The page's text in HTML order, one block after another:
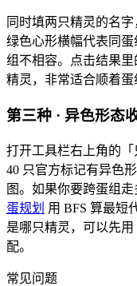
同时填两只精灵的名
绿色心形横幅代表同
组不相容。点击结果
精灵，非常适合顺着蛋
第三种 · 异色形态
打开工具栏右上角的
40 只官方标记有异色
图。如果你要跨蛋组
蛋规划 用 BFS 算最短
是哪只精灵，可以先用
配。
常见问题